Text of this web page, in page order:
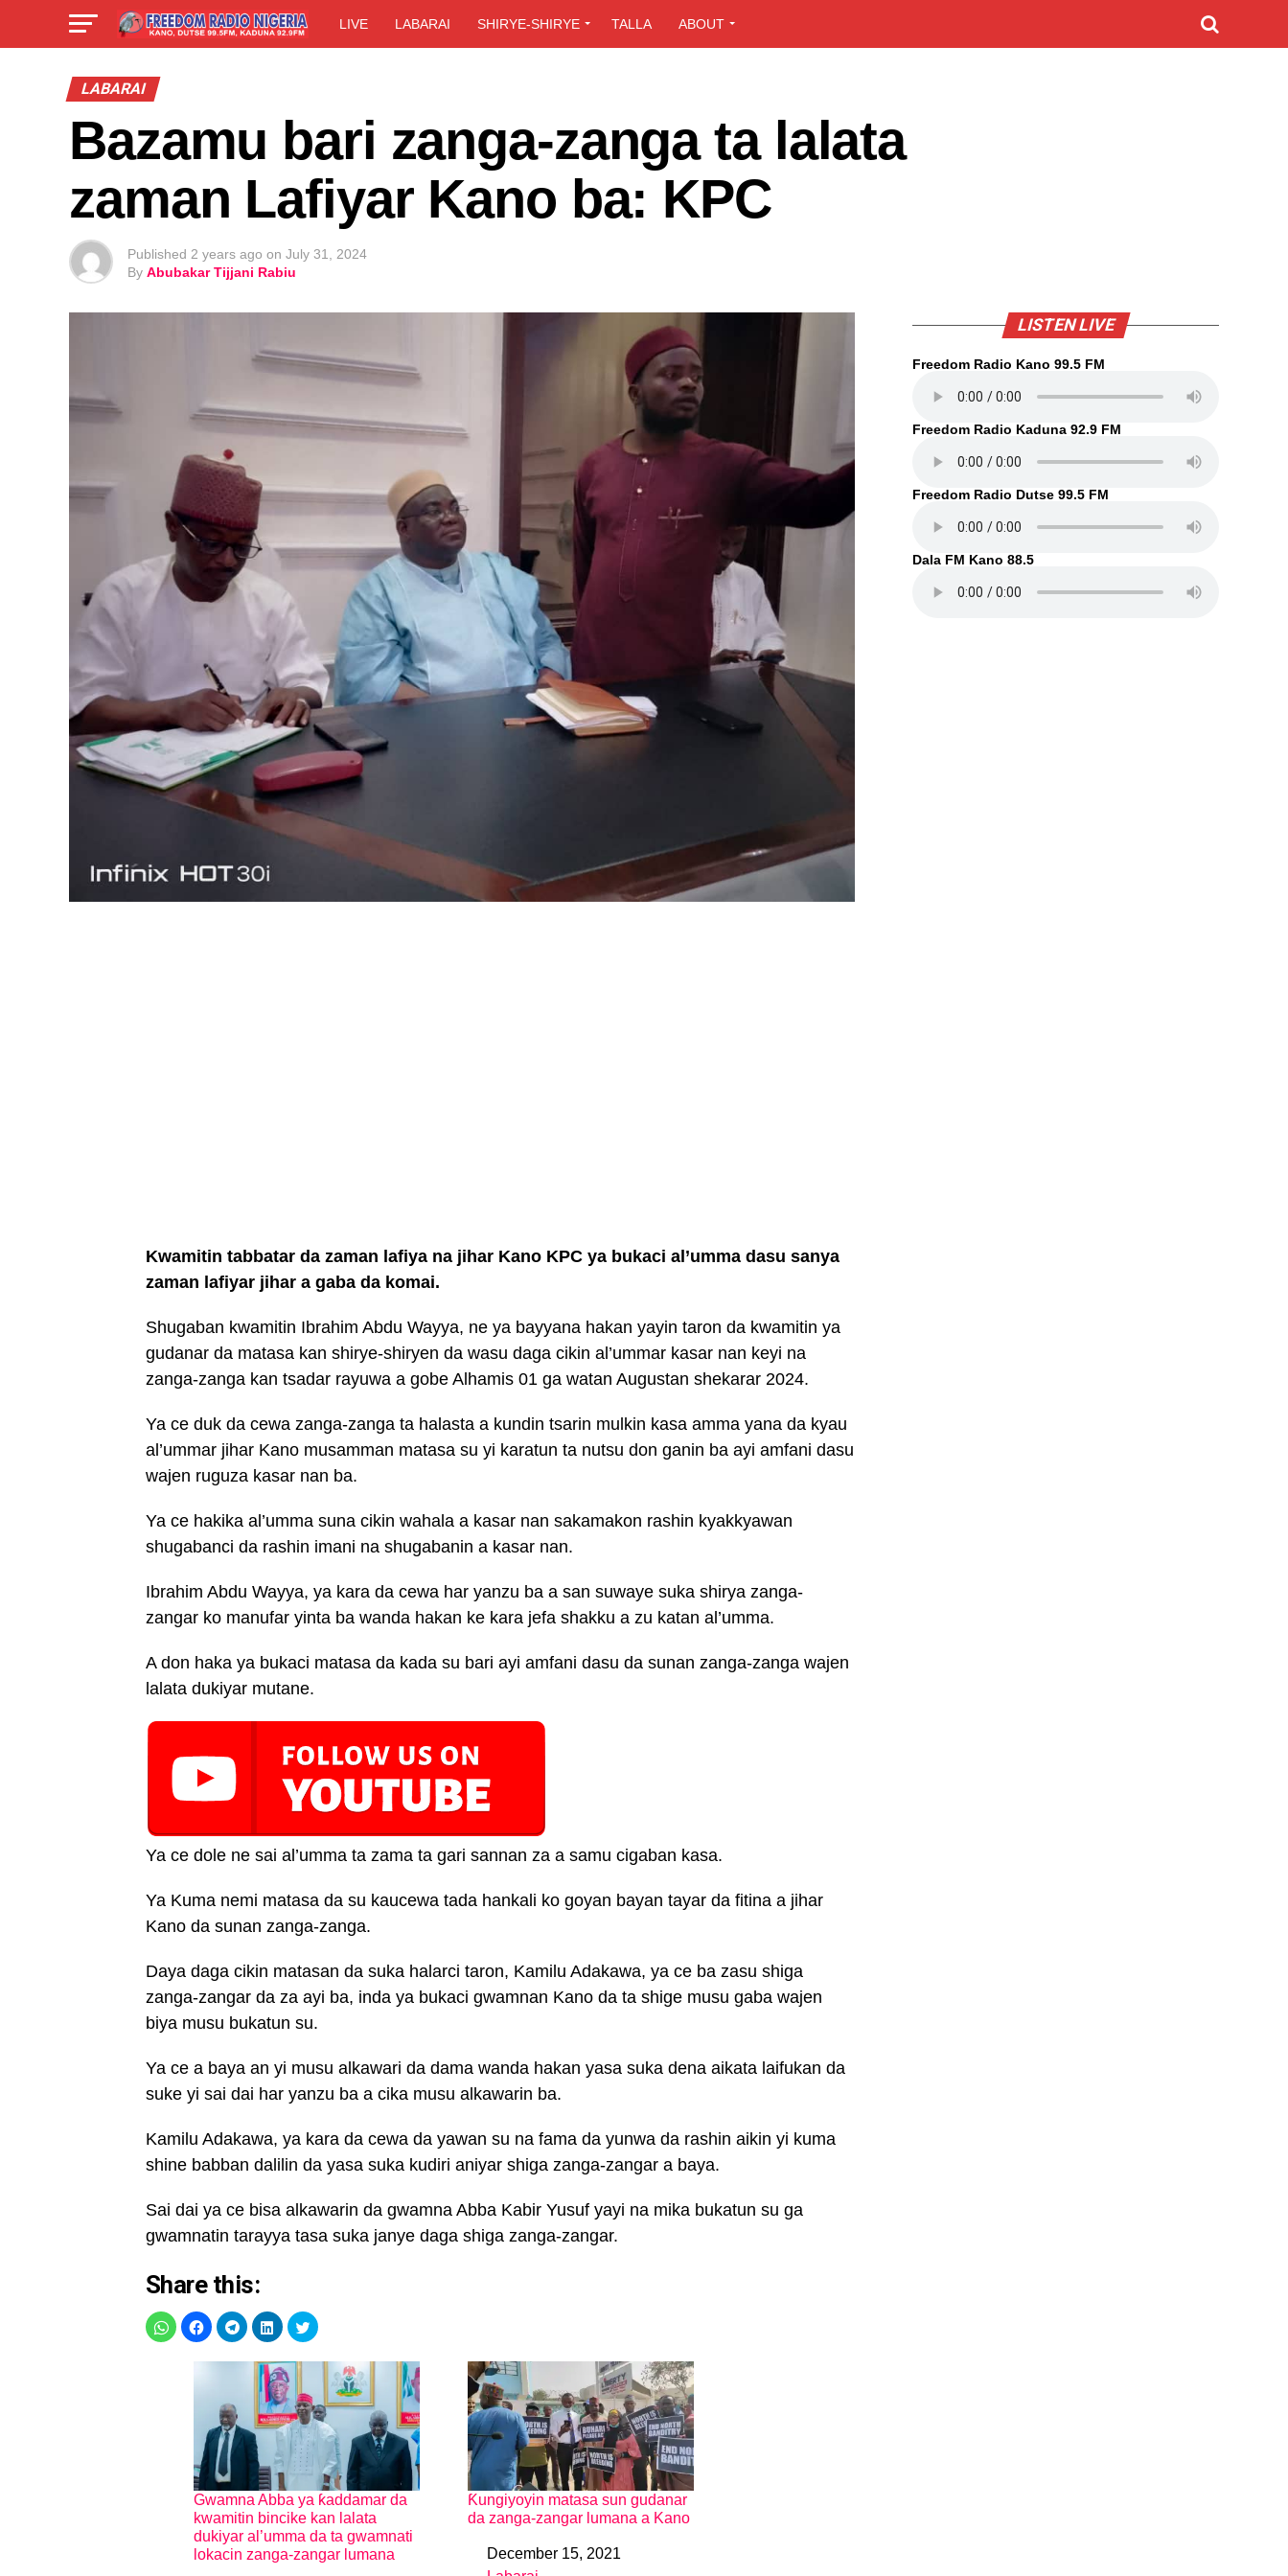
LIVE LABARAI SHIRYE-SHIRYE TALLA ABOUT
LABARAI
Bazamu bari zanga-zanga ta lalata
zaman Lafiyar Kano ba: KPC
Published 2 years ago on July 31, 2024
By Abubakar Tijjani Rabiu
Kwamitin tabbatar da zaman lafiya na jihar Kano KPC ya bukaci al’umma dasu sanya
zaman lafiyar jihar a gaba da komai.
Shugaban kwamitin Ibrahim Abdu Wayya, ne ya bayyana hakan yayin taron da kwamitin ya
gudanar da matasa kan shirye-shiryen da wasu daga cikin al’ummar kasar nan keyi na
zanga-zanga kan tsadar rayuwa a gobe Alhamis 01 ga watan Augustan shekarar 2024.
Ya ce duk da cewa zanga-zanga ta halasta a kundin tsarin mulkin kasa amma yana da kyau
al’ummar jihar Kano musamman matasa su yi karatun ta nutsu don ganin ba ayi amfani dasu
wajen ruguza kasar nan ba.
Ya ce hakika al’umma suna cikin wahala a kasar nan sakamakon rashin kyakkyawan
shugabanci da rashin imani na shugabanin a kasar nan.
Ibrahim Abdu Wayya, ya kara da cewa har yanzu ba a san suwaye suka shirya zanga-
zangar ko manufar yinta ba wanda hakan ke kara jefa shakku a zu katan al’umma.
A don haka ya bukaci matasa da kada su bari ayi amfani dasu da sunan zanga-zanga wajen
lalata dukiyar mutane.
Ya ce dole ne sai al’umma ta zama ta gari sannan za a samu cigaban kasa.
Ya Kuma nemi matasa da su kaucewa tada hankali ko goyan bayan tayar da fitina a jihar
Kano da sunan zanga-zanga.
Daya daga cikin matasan da suka halarci taron, Kamilu Adakawa, ya ce ba zasu shiga
zanga-zangar da za ayi ba, inda ya bukaci gwamnan Kano da ta shige musu gaba wajen
biya musu bukatun su.
Ya ce a baya an yi musu alkawari da dama wanda hakan yasa suka dena aikata laifukan da
suke yi sai dai har yanzu ba a cika musu alkawarin ba.
Kamilu Adakawa, ya kara da cewa da yawan su na fama da yunwa da rashin aikin yi kuma
shine babban dalilin da yasa suka kudiri aniyar shiga zanga-zangar a baya.
Sai dai ya ce bisa alkawarin da gwamna Abba Kabir Yusuf yayi na mika bukatun su ga
gwamnatin tarayya tasa suka janye daga shiga zanga-zangar.
Share this:
Gwamna Abba ya ƙaddamar da
kwamitin bincike kan lalata
dukiyar al’umma da ta gwamnati
lokacin zanga-zangar lumana
Ƙungiyoyin matasa sun gudanar
da zanga-zangar lumana a Kano
DateDecember 15, 2021
LISTEN LIVE
Freedom Radio Kano 99.5 FM
Freedom Radio Kaduna 92.9 FM
Freedom Radio Dutse 99.5 FM
Dala FM Kano 88.5